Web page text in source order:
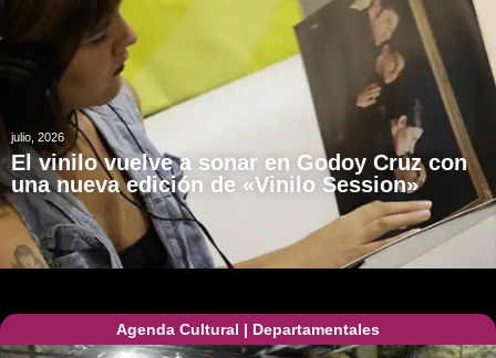
julio, 2026
El vinilo vuelve a sonar en Godoy Cruz con
una nueva edición de «Vinilo Session»
Agenda Cultural | Departamentales